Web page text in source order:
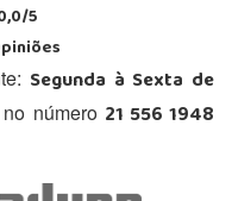
/5
Segunda à Sexta de
no número 21 556 1948